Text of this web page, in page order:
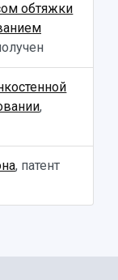
обтяжки
,
, патент